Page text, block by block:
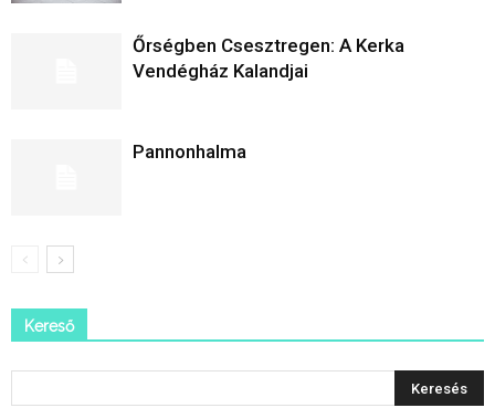
Őrségben Csesztregen: A Kerka
Vendégház Kalandjai
Pannonhalma
Kereső